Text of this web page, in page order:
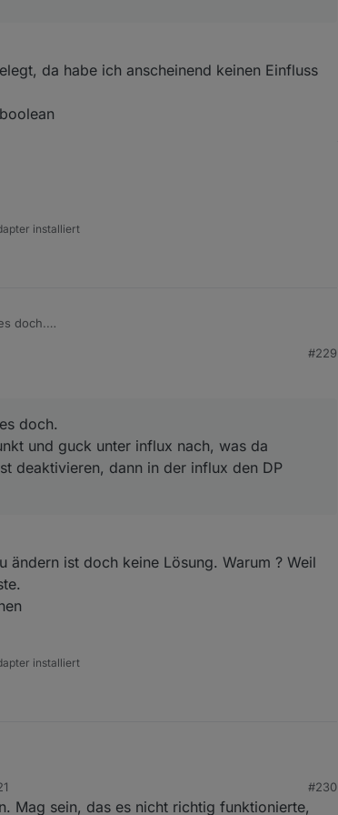
da habe ich anscheinend keinen Einfluss
installiert
doch.
in der influx den DP löschen, dann das loggen
#229
doch.
und guck unter influx nach, was da
deaktivieren, dann in der influx den DP
ändern ist doch keine Lösung. Warum ? Weil
installiert
es doch.
#230
Mag sein, das es nicht richtig funktionierte,